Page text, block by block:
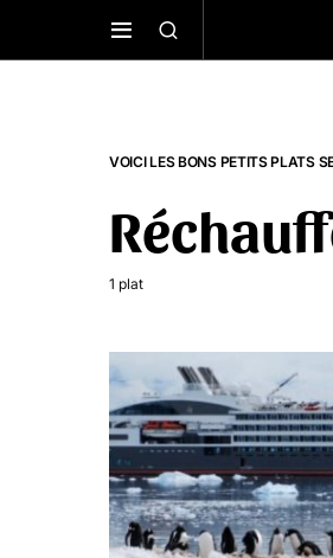
VOICI LES BONS PETITS PLATS
1 plat